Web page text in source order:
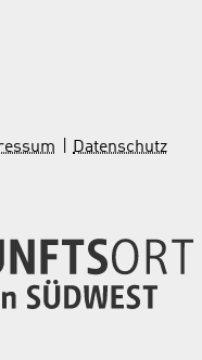
Datenschutz